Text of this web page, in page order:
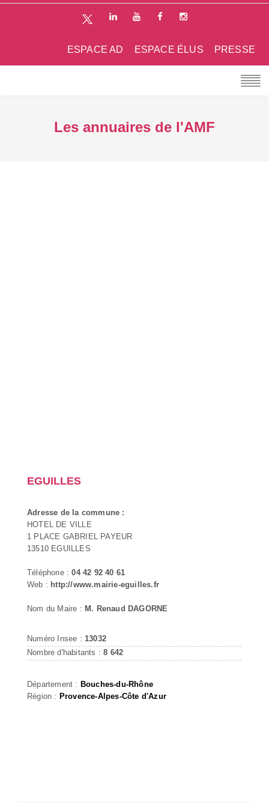
PRESSE
ESPACE ÉLUS
ESPACE AD
Les annuaires de l'AMF
EGUILLES
Adresse de la commune :
HOTEL DE VILLE
1 PLACE GABRIEL PAYEUR
13510 EGUILLES
Téléphone :04 42 92 40 61
Web : http://www.mairie-eguilles.fr
Nom du Maire : M. Renaud DAGORNE
Numéro Insee : 13032
Nombre d'habitants :8 642
Département : Bouches-du-Rhône
Région : Provence-Alpes-Côte d'Azur